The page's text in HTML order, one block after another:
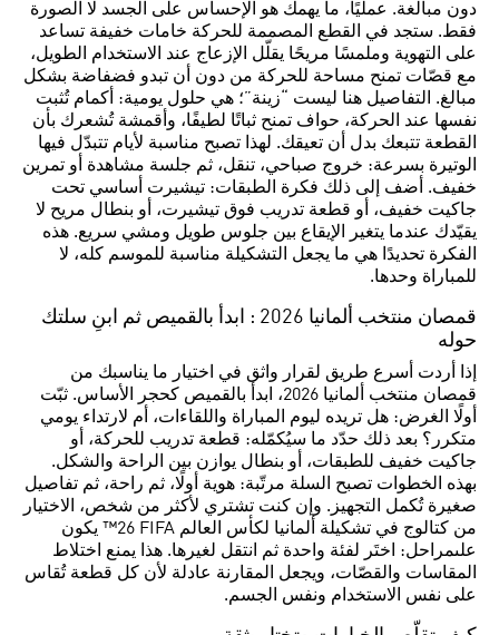
دون مبالغة. عمليًا، ما يهمك هو الإحساس على الجسد لا الصورة
فقط. ستجد في القطع المصممة للحركة خامات خفيفة تساعد
على التهوية وملمسًا مريحًا يقلّل الإزعاج عند الاستخدام الطويل،
مع قصّات تمنح مساحة للحركة من دون أن تبدو فضفاضة بشكل
مبالغ. التفاصيل هنا ليست “زينة”؛ هي حلول يومية: أكمام تُثبت
نفسها عند الحركة، حواف تمنح ثباتًا لطيفًا، وأقمشة تُشعرك بأن
القطعة تتبعك بدل أن تعيقك. لهذا تصبح مناسبة لأيام تتبدّل فيها
الوتيرة بسرعة: خروج صباحي، تنقل، ثم جلسة مشاهدة أو تمرين
خفيف. أضف إلى ذلك فكرة الطبقات: تيشيرت أساسي تحت
جاكيت خفيف، أو قطعة تدريب فوق تيشيرت، أو بنطال مريح لا
يقيّدك عندما يتغير الإيقاع بين جلوس طويل ومشي سريع. هذه
الفكرة تحديدًا هي ما يجعل التشكيلة مناسبة للموسم كله، لا
للمباراة وحدها.
قمصان منتخب ألمانيا 2026 : ابدأ بالقميص ثم ابنِ سلتك
حوله
إذا أردت أسرع طريق لقرار واثق في اختيار ما يناسبك من
قمصان منتخب ألمانيا 2026، ابدأ بالقميص كحجر الأساس. ثبّت
أولًا الغرض: هل تريده ليوم المباراة واللقاءات، أم لارتداء يومي
متكرر؟ بعد ذلك حدّد ما سيُكمّله: قطعة تدريب للحركة، أو
جاكيت خفيف للطبقات، أو بنطال يوازن بين الراحة والشكل.
بهذه الخطوات تصبح السلة مرتّبة: هوية أولًا، ثم راحة، ثم تفاصيل
صغيرة تُكمل التجهيز. وإن كنت تشتري لأكثر من شخص، الاختيار
من كتالوج في تشكيلة ألمانيا لكأس العالم FIFA ‏26™ يكون
علىمراحل: اختَر لفئة واحدة ثم انتقل لغيرها. هذا يمنع اختلاط
المقاسات والقصّات، ويجعل المقارنة عادلة لأن كل قطعة تُقاس
على نفس الاستخدام ونفس الجسم.